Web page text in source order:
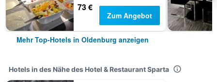
73 €
Zum Angebot
Mehr Top-Hotels in Oldenburg anzeigen
Hotels in des Nähe des Hotel & Restaurant Sparta